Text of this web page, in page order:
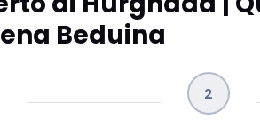
Beduina
2